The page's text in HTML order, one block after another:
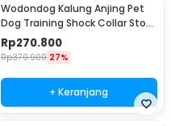
Wodondog Kalung Anjing Pet
Dog Training Shock Collar Stop
Barking 800M - JXG0031
Rp270.800
Rp370.900 27%
+ Keranjang